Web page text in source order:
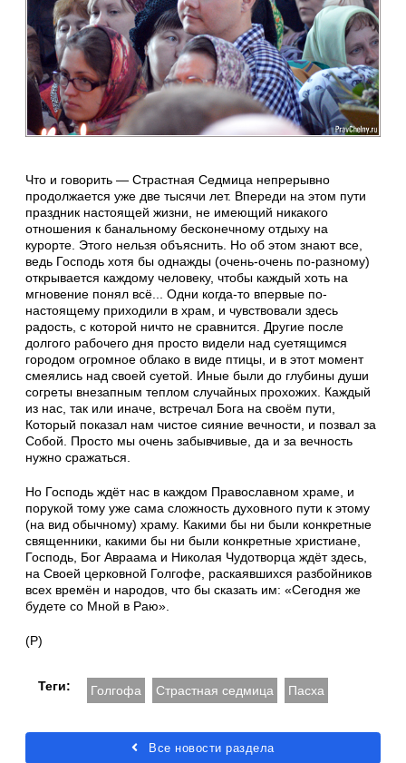
Что и говорить — Страстная Седмица непрерывно
продолжается уже две тысячи лет. Впереди на этом пути
праздник настоящей жизни, не имеющий никакого
отношения к банальному бесконечному отдыху на
курорте. Этого нельзя объяснить. Но об этом знают все,
ведь Господь хотя бы однажды (очень-очень по-разному)
открывается каждому человеку, чтобы каждый хоть на
мгновение понял всё... Одни когда-то впервые по-
настоящему приходили в храм, и чувствовали здесь
радость, с которой ничто не сравнится. Другие после
долгого рабочего дня просто видели над суетящимся
городом огромное облако в виде птицы, и в этот момент
смеялись над своей суетой. Иные были до глубины души
согреты внезапным теплом случайных прохожих. Каждый
из нас, так или иначе, встречал Бога на своём пути,
Который показал нам чистое сияние вечности, и позвал за
Собой. Просто мы очень забывчивые, да и за вечность
нужно сражаться.
Но Господь ждёт нас в каждом Православном храме, и
порукой тому уже сама сложность духовного пути к этому
(на вид обычному) храму. Какими бы ни были конкретные
священники, какими бы ни были конкретные христиане,
Господь, Бог Авраама и Николая Чудотворца ждёт здесь,
на Своей церковной Голгофе, раскаявшихся разбойников
всех времён и народов, что бы сказать им: «Сегодня же
будете со Мной в Раю».
(Р)
Теги: Голгофа Страстная седмица Пасха
Все новости раздела